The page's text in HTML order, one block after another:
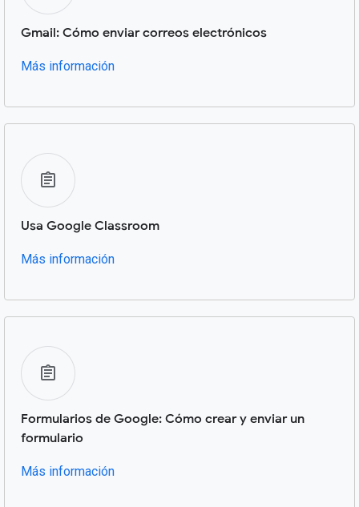
Gmail: Cómo enviar correos electrónicos
Más información
Usa Google Classroom
Más información
Formularios de Google: Cómo crear y enviar un
formulario
Más información